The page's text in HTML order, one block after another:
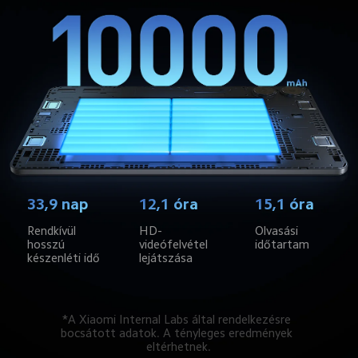
33,9 nap
Rendkívül
hosszú
készenléti idő
12,1 óra
HD-
videófelvétel
lejátszása
15,1 óra
Olvasási
időtartam
*A Xiaomi Internal Labs által rendelkezésre
bocsátott adatok. A tényleges eredmények
eltérhetnek.